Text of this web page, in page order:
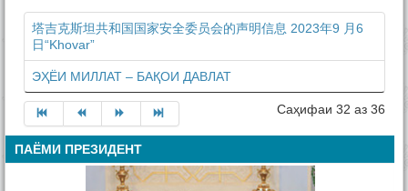
塔吉克斯坦共和国国家安全委员会的声明信息 2023年9 月6
日“Khovar”
ЭҲЁИ МИЛЛАТ – БАҚОИ ДАВЛАТ
Саҳифаи 32 аз 36
ПАЁМИ ПРЕЗИДЕНТ